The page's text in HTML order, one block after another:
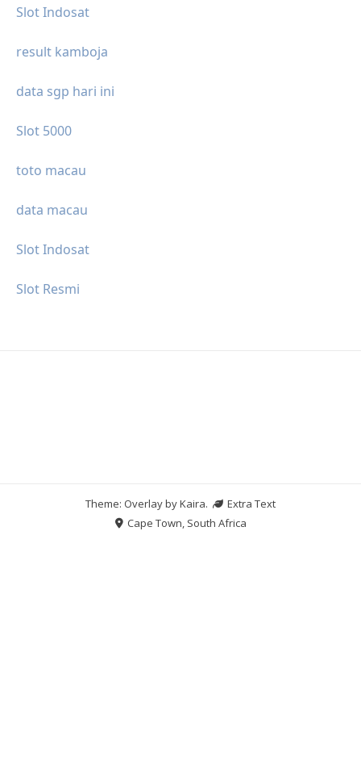
Slot Indosat
result kamboja
data sgp hari ini
Slot 5000
toto macau
data macau
Slot Indosat
Slot Resmi
Theme: Overlay byKaira.
Extra Text
Cape Town, South Africa